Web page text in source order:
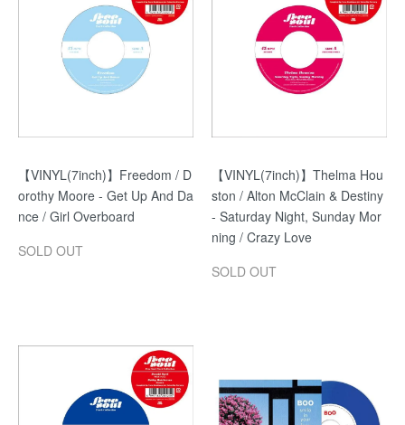
【VINYL(7inch)】Freedom / D
orothy Moore - Get Up And Da
nce / Girl Overboard
SOLD OUT
【VINYL(7inch)】Thelma Hou
ston / Alton McClain & Destiny
- Saturday Night, Sunday Mor
ning / Crazy Love
SOLD OUT